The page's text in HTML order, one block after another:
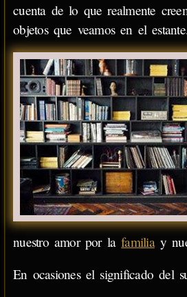
cuenta de lo que realmente
objetos que veamos en el
nuestro amor por lafamiliay
En ocasiones el significado del